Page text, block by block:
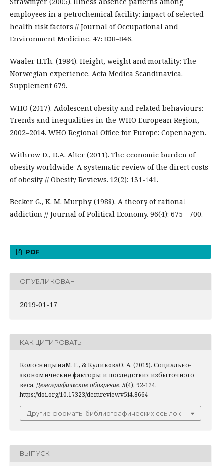
employees in a petrochemical facility: impact of selected
health risk factors // Journal of Occupational and
Environment Medicine. 47: 838–846.
Waaler H.Th. (1984). Height, weight and mortality: The
Norwegian experience. Acta Medica Scandinavica.
Supplement 679.
WHO (2017). Adolescent obesity and related behaviours:
Trends and inequalities in the WHO European Region,
2002–2014. WHO Regional Office for Europe: Copenhagen.
Withrow D., D.A. Alter (2011). The economic burden of
obesity worldwide: A systematic review of the direct costs
of obesity // Obesity Reviews. 12(2): 131-141.
Вecker G., K. M. Murphy (1988). A theory of rational
addiction // Journal of Political Economy. 96(4): 675—700.
PDF
ОПУБЛИКОВАН
2019-01-17
КАК ЦИТИРОВАТЬ
КолосницынаМ. Г., & КуликоваО. А. (2019). Социально-
экономические факторы и последствия избыточного
веса.Демографическое обозрение, 5(4), 92-124.
https://doi.org/10.17323/demreview.v5i4.8664
Другие форматы библиографических ссылок
ВЫПУСК